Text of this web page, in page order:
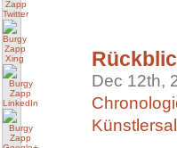
Dec 12th,